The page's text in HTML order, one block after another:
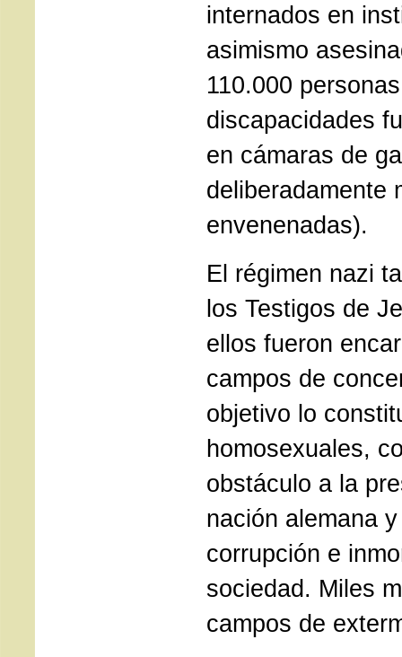
internados en
asimismo
110.000
discapacidades
en cámaras de
deliberadamente
envenenadas).
El régimen nazi
los Testigos de
ellos fueron
campos de
objetivo lo
homosexuales,
obstáculo a la
nación alemana
corrupción e
sociedad. Miles
campos de